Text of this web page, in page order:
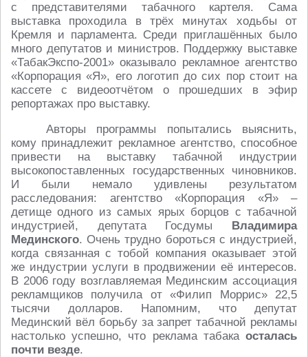
с представителями табачного картеля. Сама
выставка проходила в трёх минутах ходьбы от
Кремля и парламента. Среди приглашённых было
много депутатов и министров. Поддержку выставке
«ТабакЭкспо-2001» оказывало рекламное агентство
«Корпорация «Я», его логотип до сих пор стоит на
кассете с видеоотчётом о прошедших в эфир
репортажах про выставку.
Авторы программы попытались выяснить,
кому принадлежит рекламное агентство, способное
привести на выставку табачной индустрии
высокопоставленных государственных чиновников.
И были немало удивлены результатом
расследования: агентство «Корпорация «Я» –
детище одного из самых ярых борцов с табачной
индустрией, депутата Госдумы Владимира
Мединского. Очень трудно бороться с индустрией,
когда связанная с тобой компания оказывает этой
же индустрии услуги в продвижении её интересов.
В 2006 году возглавляемая Мединским ассоциация
рекламщиков получила от «Филип Моррис» 22,5
тысячи долларов. Напомним, что депутат
Мединский вёл борьбу за запрет табачной рекламы
настолько успешно, что реклама табака осталась
почти везде.